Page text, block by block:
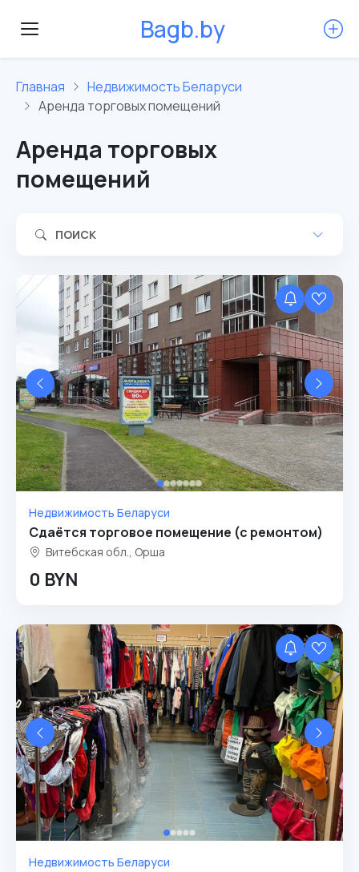
Bagb.by
Главная
Недвижимость Беларуси
Аренда торговых помещений
Аренда торговых
помещений
ПОИСК
Недвижимость Беларуси
Сдаётся торговое помещение (с ремонтом)
Витебская обл., Орша
0 BYN
Недвижимость Беларуси